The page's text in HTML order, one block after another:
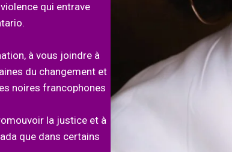
qui entrave
à vous joindre à
du changement et
noires francophones
la justice et à
que dans certains